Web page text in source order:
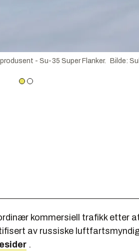
- Su-35 Super Flanker. Bilde:
kommersiell trafikk etter
av russiske
.